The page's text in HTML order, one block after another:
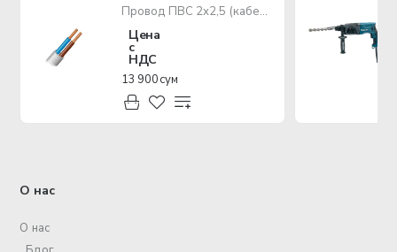
Провод ПВС 2х2,5 (кабель медный многожильный)
Цена
с
НДС
13 900 сум
О нас
О нас